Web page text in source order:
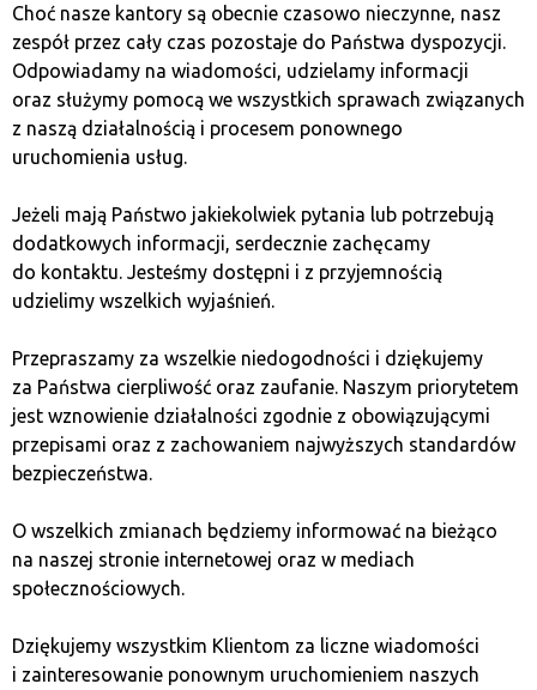
gospodarki.
Przyszłość kryptowalut
a blockchain
Kryptowaluty, takie jak bitcoin czy ethereum, oparte
na blockchainie, mają potencjał do zrewolucjonizowania
światowych finansów. Ich zdecentralizowany charakter
sprawia, że mogą one oferować alternatywę dla
blockchainowi transakcje mogą być szybsze, tańsze
i bardziej bezpieczne. Jednak przyszłość kryptowalut
zależy od dalszego rozwoju technologii blockchain
oraz regulacji prawnych.
Zalety i wady technologii
blockchain
Jak każda technologia, tak i blockchain posiada swoje
zalety i wady, które omawiamy poniżej.
Choć nasze kantory są obecnie czasowo nieczynne, nasz
zespół przez cały czas pozostaje do Państwa dyspozycji.
Odpowiadamy na wiadomości, udzielamy informacji
oraz służymy pomocą we wszystkich sprawach związanych
z naszą działalnością i procesem ponownego
uruchomienia usług.
Jeżeli mają Państwo jakiekolwiek pytania lub potrzebują
dodatkowych informacji, serdecznie zachęcamy
do kontaktu. Jesteśmy dostępni i z przyjemnością
udzielimy wszelkich wyjaśnień.
Przepraszamy za wszelkie niedogodności i dziękujemy
za Państwa cierpliwość oraz zaufanie. Naszym priorytetem
jest wznowienie działalności zgodnie z obowiązującymi
przepisami oraz z zachowaniem najwyższych standardów
bezpieczeństwa.
O wszelkich zmianach będziemy informować na bieżąco
na naszej stronie internetowej oraz w mediach
społecznościowych.
Dziękujemy wszystkim Klientom za liczne wiadomości
i zainteresowanie ponownym uruchomieniem naszych